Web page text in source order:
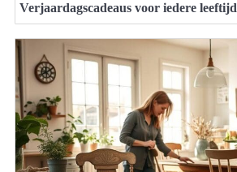
Verjaardagscadeaus voor iedere leeftijd